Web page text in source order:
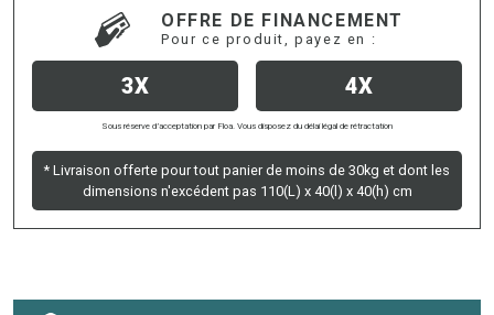
OFFRE DE FINANCEMENT
Pour ce produit, payez en :
3X 4X
Sous réserve d’acceptation par Floa. Vous disposez du délai légal de rétractation
* Livraison offerte pour tout panier de moins de 30kg et dont les
dimensions n'excédent pas 110(L) x 40(l) x 40(h) cm